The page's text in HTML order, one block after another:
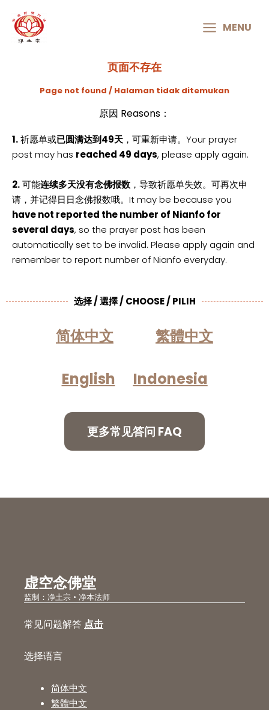
MENU
MENU
页面不存在
Page not found / Halaman tidak ditemukan
原因 Reasons：
1.祈愿单或已圆满达到49天 ，可重新申请。Your prayer
post may has reached 49 days, please apply again.
2.可能连续多天没有念佛报数 ，导致祈愿单失效。可再次申
请，并记得日日念佛报数哦。It may be because you
have not reported the number of Nianfo for
several days, so the prayer post has been
automatically set to be invalid. Please apply again and
remember to report number of Nianfo everyday.
选择 / 選擇 / CHOOSE / PILIH
简体中文 繁體中文
English Indonesia
更多常见答问 FAQ
虚空念佛堂
监制：净土宗 • 净本法师
常见问题解答 点击
选择语言
简体中文
繁體中文